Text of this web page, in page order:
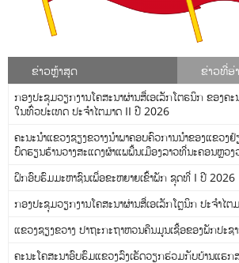
ຂ່າວຫຼ້າສຸດ ຂ່າວທີ່ອ່
ກອງປະຊຸມວຽກງານໂຄສະນາຜ່ານສື່ເອເລັກໂຕຣນິກ ຂອງຄ
ໃນທົ່ວປະເທດ ປະຈໍາໄຕມາດ II ປີ 2026
ຄະນະນຳແຂວງຊຽງຂວາງນຳພາຄອບຄົວການນໍາຂອງແຂວ
ບົດຮຽນຮ້ານວາງສະແດງຜ້າແພພື້ນເມືອງລາວທີ່ນະຄອນຫຼວງ
ຝຶກອົບຮົມມະຫາຊົນເພື່ອຂະຫຍາຍເຂົ້າພັກ ຊຸດທີ່ I ປີ 2026
ກອງປະຊຸມວຽກງານໂຄສະນາຜ່ານສື່ເອເລັກໂຕຼນິກ ປະຈໍາໄ
ແຂວງຊຽງຂວາງ ປາຖະກະຖາຫວນຄືນມູນເຊື້ອຂອງພັກປະຊ
ຄະນະໂຄສະນາອົບຮົມແຂວງລົງເຮັດວຽກຮ່ວມກັບບ້ານແຮກ